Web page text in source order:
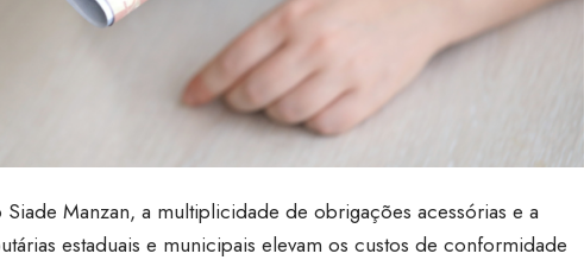
Manzan, a multiplicidade de obrigações acessórias e a
estaduais e municipais elevam os custos de conformidade